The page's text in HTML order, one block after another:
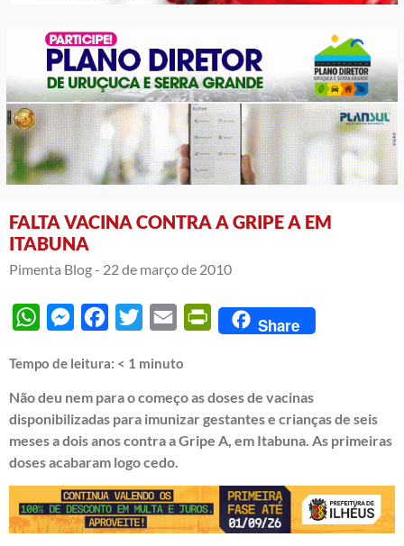
FALTA VACINA CONTRA A GRIPE A EM
ITABUNA
Pimenta Blog - 22 de março de 2010
WhatsAppMessengerFacebook
Twitter Email PrintFriendly
Share
Tempo de leitura: < 1 minuto
Não deu nem para o começo as doses de vacinas
disponibilizadas para imunizar gestantes e crianças de seis
meses a dois anos contra a Gripe A, em Itabuna. As primeiras
doses acabaram logo cedo.